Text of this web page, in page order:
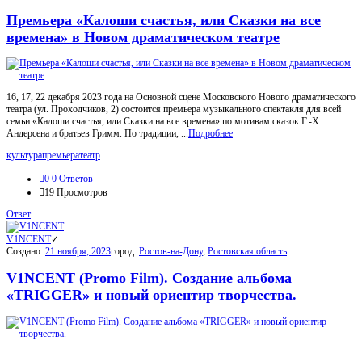
Премьера «Калоши счастья, или Сказки на все
времена» в Новом драматическом театре
16, 17, 22 декабря 2023 года на Основной сцене Московского Нового драматического
театра (ул. Проходчиков, 2) состоится премьера музыкального спектакля для всей
семьи «Калоши счастья, или Сказки на все времена» по мотивам сказок Г.-Х.
Андерсена и братьев Гримм. По традиции, ...Подробнее
культурапремьератеатр
0 0 Ответов
19 Просмотров
Ответ
V1NCENT
Создано: 21 ноября, 2023город: Ростов-на-Дону, Ростовская область
V1NCENT (Promo Film). Создание альбома
«TRIGGER» и новый ориентир творчества.